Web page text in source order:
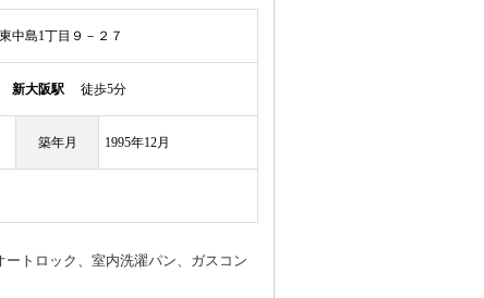
中島1丁目９－２７
新大阪駅 徒歩5分
築年月 1995年12月
トロック、室内洗濯パン、ガスコン